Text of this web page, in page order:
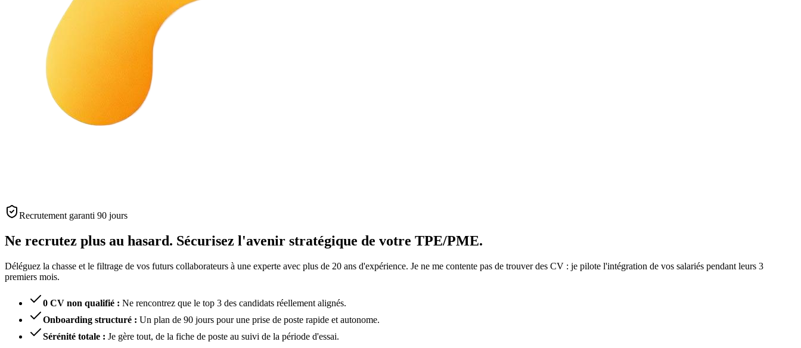
Recrutement garanti 90 jours
Ne recrutez plus au hasard. Sécurisez l'avenir stratégique de votre TPE/PME.
Déléguez la chasse et le filtrage de vos futurs collaborateurs à une experte avec plus de 20 ans d'expérience. Je ne me contente pas de trouver des CV : je pilote l'intégration de vos salariés pendant leurs 3
premiers mois.
0 CV non qualifié : Ne rencontrez que le top 3 des candidats réellement alignés.
Onboarding structuré : Un plan de 90 jours pour une prise de poste rapide et autonome.
Sérénité totale : Je gère tout, de la fiche de poste au suivi de la période d'essai.